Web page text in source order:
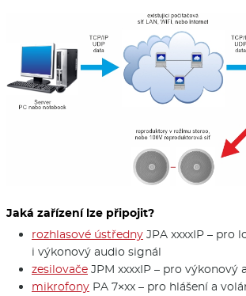
Jaká zařízení lze připojit?
rozhlasové ústředny JPA xxxxIP – pro
i výkonový audio signál
zesilovače JPM xxxxIP – pro výkonový
mikrofony PA 7×xx – pro hlášení a